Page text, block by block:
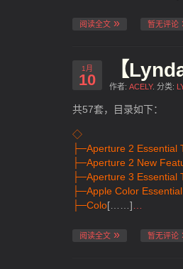
阅读全文 暂无评论
1月
10 【
作者: ACELY. 分类:
共57套，目录如下：
◇
├─Aperture 2 Essential
├─Aperture 2 New
├─Aperture 3 Essential
├─Apple Color
├─Colo[……]
阅读全文 暂无评论